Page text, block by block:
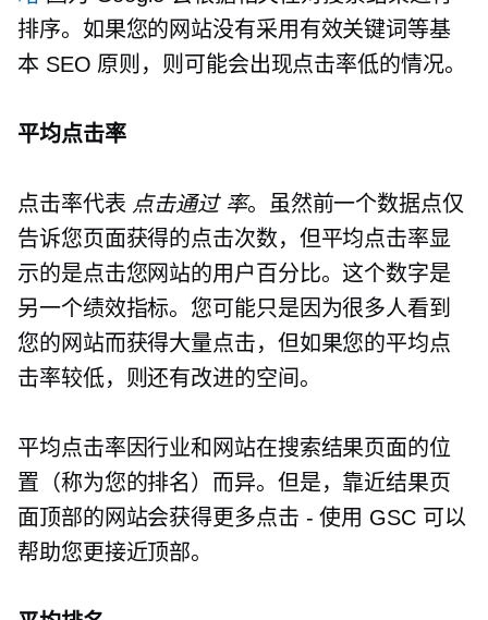
排序。如果您的网站没有采用有效关键词等基
本 SEO 原则，则可能会出现点击率低的情况。
平均点击率
点击率代表 点击通过率。虽然前一个数据点仅
告诉您页面获得的点击次数，但平均点击率显
示的是点击您网站的用户百分比。这个数字是
另一个绩效指标。您可能只是因为很多人看到
您的网站而获得大量点击，但如果您的平均点
击率较低，则还有改进的空间。
平均点击率因行业和网站在搜索结果页面的位
置（称为您的排名）而异。但是，靠近结果页
面顶部的网站会获得更多点击 - 使用 GSC 可以
帮助您更接近顶部。